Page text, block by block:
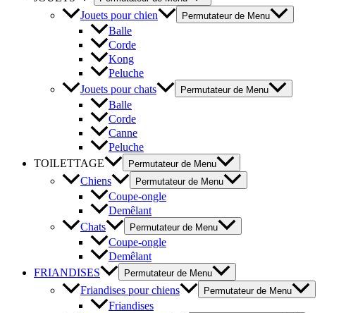
Jouets pour chien Permutateur de Menu
Balle
Corde
Kong
Peluche
Jouets pour chats
Permutateur de Menu
Balle
Corde
Canne
Peluche
TOILETTAGE
Permutateur de Menu
Chiens Permutateur de Menu
Coupe-ongle
Demêlant
Chats
Permutateur de Menu
Coupe-ongle
Demêlant
FRIANDISES
Permutateur de Menu
Friandises pour chiens Permutateur de Menu
Friandises